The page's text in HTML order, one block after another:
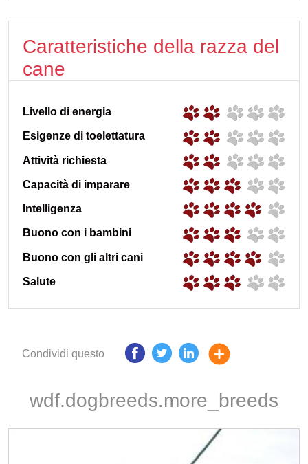
Caratteristiche della razza del
cane
Livello di energia
Esigenze di toelettatura
Attività richiesta
Capacità di imparare
Intelligenza
Buono con i bambini
Buono con gli altri cani
Salute
Condividi questo
wdf.dogbreeds.more_breeds